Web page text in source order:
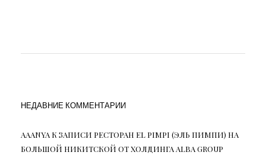
НЕДАВНИЕ КОММЕНТАРИИ
AAANYAК ЗАПИСИ РЕСТОРАН EL PIMPI (ЭЛЬ ПИМПИ) НА
БОЛЬШОЙ НИКИТСКОЙ ОТ ХОЛДИНГА ALBA GROUP